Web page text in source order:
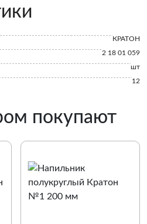
КРАТОН
2 18 01 059
шт
12
покупают